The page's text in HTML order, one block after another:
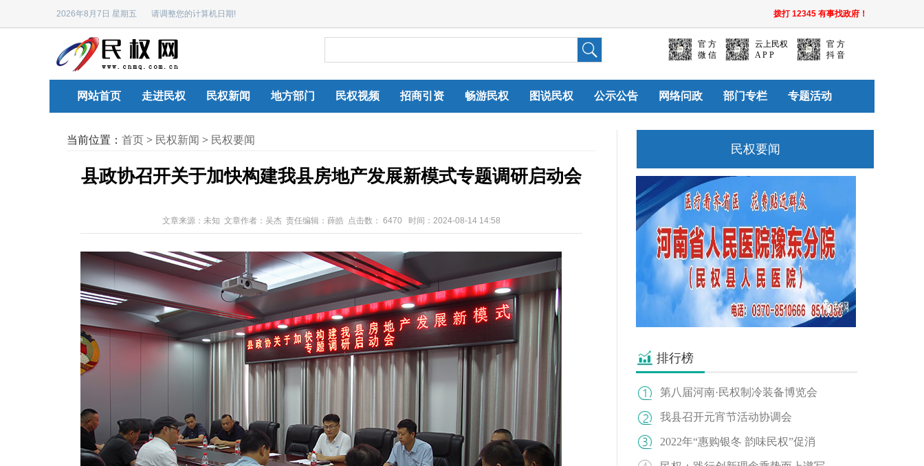
2026年8月7日 星期五 请调整您的计算机日期! 拨打 12345 有事找政府！
官 方
微 信
云上民权
A P P
官 方
抖 音
网站首页 走进民权 民权新闻 地方部门 民权视频 招商引资 畅游民权 图说民权 公示公告 网络问政 部门专栏 专题活动
当前位置： 首页 > 民权新闻 > 民权要闻
县政协召开关于加快构建我县房地产发展新模式专题调研启动会
文章来源：未知 文章作者：吴杰 责任编辑：薛皓 点击数： 6470 时间：2024-08-14 14:58
民权要闻
排行榜
第八届河南·民权制冷装备博览会
我县召开元宵节活动协调会
2022年“惠购银冬 韵味民权”促消